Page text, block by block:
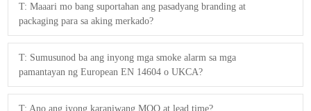
T: Maaari mo bang suportahan ang pasadyang branding at
packaging para sa aking merkado?
T: Sumusunod ba ang inyong mga smoke alarm sa mga
pamantayan ng European EN 14604 o UKCA?
T: Ano ang iyong karaniwang MOQ at lead time?